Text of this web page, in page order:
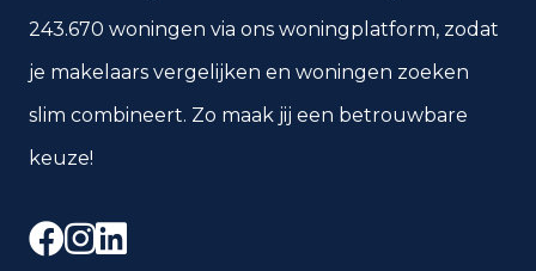
243.670 woningen via ons woningplatform, zodat
je makelaars vergelijken en woningen zoeken
slim combineert. Zo maak jij een betrouwbare
keuze!
Facebook
Instagram
LinkedIn